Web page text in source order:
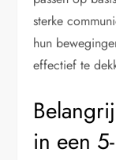
sterke
hun
effectief te
in een